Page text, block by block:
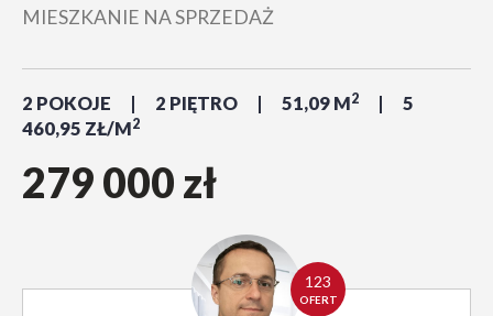
MIESZKANIE NA SPRZEDAŻ
2 POKOJE 2 PIĘTRO 51,09 M2
5
460,95 ZŁ/M2
279 000 zł
123
OFERT